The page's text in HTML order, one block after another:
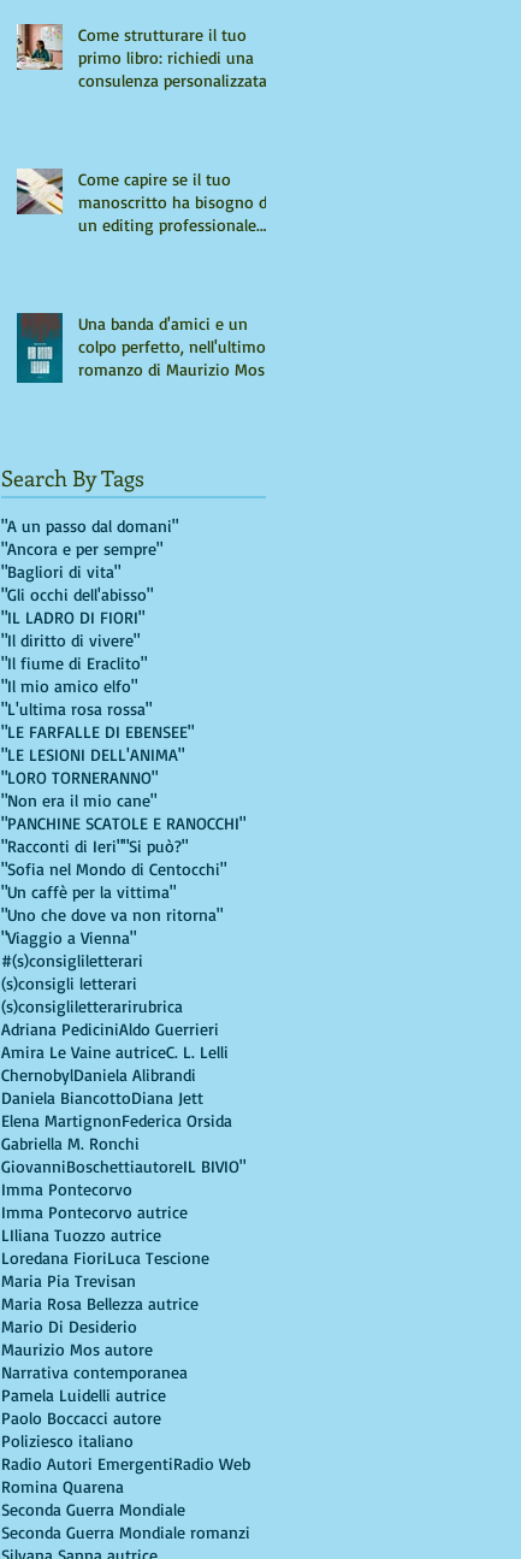
Come strutturare il tuo
primo libro: richiedi una
consulenza personalizzata
Come capire se il tuo
manoscritto ha bisogno di
un editing professionale.
Una banda d'amici e un
colpo perfetto, nell'ultimo
romanzo di Maurizio Mos
Search By Tags
"A un passo dal domani"
"Ancora e per sempre"
"Bagliori di vita"
"Gli occhi dell'abisso"
"IL LADRO DI FIORI"
"Il diritto di vivere"
"Il fiume di Eraclito"
"Il mio amico elfo"
"L'ultima rosa rossa"
"LE FARFALLE DI EBENSEE"
"LE LESIONI DELL'ANIMA"
"LORO TORNERANNO"
"Non era il mio cane"
"PANCHINE SCATOLE E RANOCCHI"
"Racconti di Ieri""Si può?"
"Sofia nel Mondo di Centocchi"
"Un caffè per la vittima"
"Uno che dove va non ritorna"
"Viaggio a Vienna"
#(s)consigliletterari
(s)consigli letterari
(s)consigliletterarirubrica
Adriana PediciniAldo Guerrieri
Amira Le Vaine autriceC. L. Lelli
ChernobylDaniela Alibrandi
Daniela BiancottoDiana Jett
Elena MartignonFederica Orsida
Gabriella M. Ronchi
GiovanniBoschettiautoreIL BIVIO"
Imma Pontecorvo
Imma Pontecorvo autrice
LIliana Tuozzo autrice
Loredana FioriLuca Tescione
Maria Pia Trevisan
Maria Rosa Bellezza autrice
Mario Di Desiderio
Maurizio Mos autore
Narrativa contemporanea
Pamela Luidelli autrice
Paolo Boccacci autore
Poliziesco italiano
Radio Autori EmergentiRadio Web
Romina Quarena
Seconda Guerra Mondiale
Seconda Guerra Mondiale romanzi
Silvana Sanna autrice